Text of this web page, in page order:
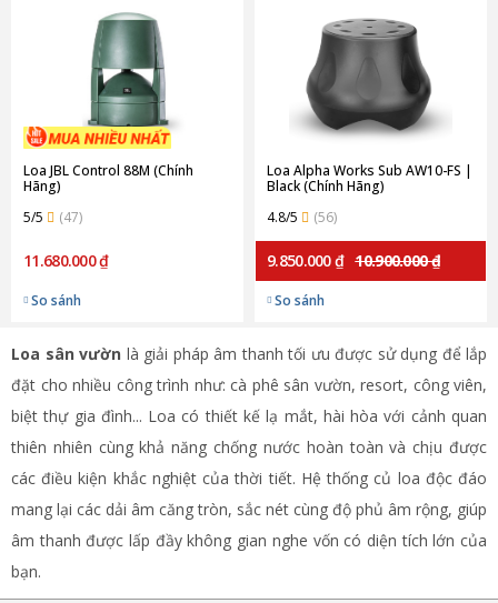
Loa JBL Control 88M (Chính
Hãng)
5/5
(47)
11.680.000 ₫
So sánh
Loa Alpha Works Sub AW10-FS |
Black (Chính Hãng)
4.8/5
(56)
9.850.000 ₫ 10.900.000 ₫
So sánh
Loa sân vườn là giải pháp âm thanh tối ưu được sử dụng để lắp
đặt cho nhiều công trình như: cà phê sân vườn, resort, công viên,
biệt thự gia đình... Loa có thiết kế lạ mắt, hài hòa với cảnh quan
thiên nhiên cùng khả năng chống nước hoàn toàn và chịu được
các điều kiện khắc nghiệt của thời tiết. Hệ thống củ loa độc đáo
mang lại các dải âm căng tròn, sắc nét cùng độ phủ âm rộng, giúp
âm thanh được lấp đầy không gian nghe vốn có diện tích lớn của
bạn.